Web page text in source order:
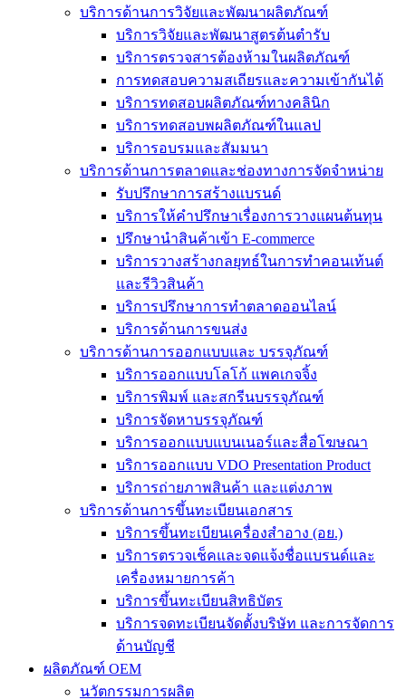
บริการด้านการวิจัยและพัฒนาผลิตภัณฑ์
บริการวิจัยและพัฒนาสูตรต้นตำรับ
บริการตรวจสารต้องห้ามในผลิตภัณฑ์
การทดสอบความสเถียรและความเข้ากันได้
บริการทดสอบผลิตภัณฑ์ทางคลินิก
บริการทดสอบพผลิตภัณฑ์ในแลป
บริการอบรมและสัมมนา
บริการด้านการตลาดและช่องทางการจัดจำหน่าย
รับปรึกษาการสร้างแบรนด์
บริการให้คำปรึกษาเรื่องการวางแผนต้นทุน
ปรึกษานำสินค้าเข้า E-commerce
บริการวางสร้างกลยุทธ์ในการทำคอนเท้นต์
และรีวิวสินค้า
บริการปรึกษาการทำตลาดออนไลน์
บริการด้านการขนส่ง
บริการด้านการออกแบบและ บรรจุภัณฑ์
บริการออกแบบโลโก้ แพคเกจจิ้ง
บริการพิมพ์ และสกรีนบรรจุภัณฑ์
บริการจัดหาบรรจุภัณฑ์
บริการออกแบบแบนเนอร์และสื่อโฆษณา
บริการออกแบบ VDO Presentation Product
บริการถ่ายภาพสินค้า และแต่งภาพ
บริการด้านการขึ้นทะเบียนเอกสาร
บริการขึ้นทะเบียนเครื่องสำอาง (อย.)
บริการตรวจเช็คและจดแจ้งชื่อแบรนด์และ
เครื่องหมายการค้า
บริการขึ้นทะเบียนสิทธิบัตร
บริการจดทะเบียนจัดตั้งบริษัท และการจัดการ
ด้านบัญชี
ผลิตภัณฑ์ OEM
นวัตกรรมการผลิต